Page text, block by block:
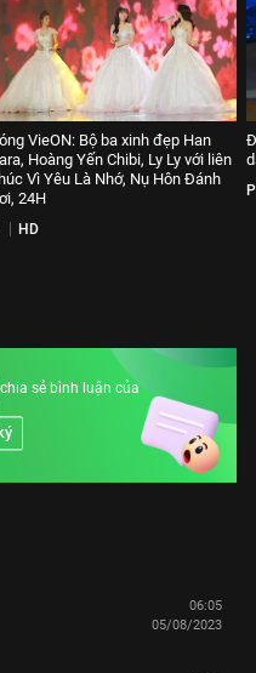
VieON: Bộ ba xinh đẹp Han
Hoàng Yến Chibi, Ly Ly với liên
Vì Yêu Là Nhớ, Nụ Hôn Đánh
24H
HD
P
sẻ bình luận của
06:05
05/08/2023